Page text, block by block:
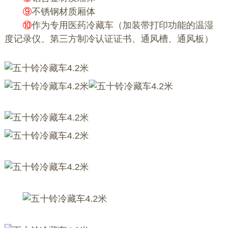
⑨不锈钢材质厢体
⑩作为专用医药冷藏车（加装带打印功能的温湿
度记录仪、第三方制冷认证证书、通风槽、通风板）